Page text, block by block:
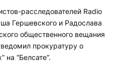
расследователей Radio
Гершевского и Радослава
общественного вещания
прокуратуру о
на “Белсате“.